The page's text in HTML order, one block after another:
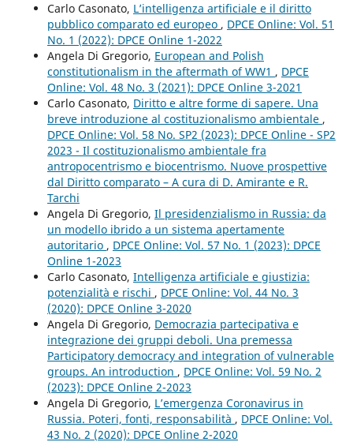
Carlo Casonato, L’intelligenza artificiale e il diritto
pubblico comparato ed europeo , DPCE Online: Vol. 51
No. 1 (2022): DPCE Online 1-2022
Angela Di Gregorio, European and Polish
constitutionalism in the aftermath of WW1 , DPCE
Online: Vol. 48 No. 3 (2021): DPCE Online 3-2021
Carlo Casonato, Diritto e altre forme di sapere. Una
breve introduzione al costituzionalismo ambientale ,
DPCE Online: Vol. 58 No. SP2 (2023): DPCE Online - SP2
2023 - Il costituzionalismo ambientale fra
antropocentrismo e biocentrismo. Nuove prospettive
dal Diritto comparato – A cura di D. Amirante e R.
Tarchi
Angela Di Gregorio, Il presidenzialismo in Russia: da
un modello ibrido a un sistema apertamente
autoritario , DPCE Online: Vol. 57 No. 1 (2023): DPCE
Online 1-2023
Carlo Casonato, Intelligenza artificiale e giustizia:
potenzialità e rischi , DPCE Online: Vol. 44 No. 3
(2020): DPCE Online 3-2020
Angela Di Gregorio, Democrazia partecipativa e
integrazione dei gruppi deboli. Una premessa
Participatory democracy and integration of vulnerable
groups. An introduction , DPCE Online: Vol. 59 No. 2
(2023): DPCE Online 2-2023
Angela Di Gregorio, L’emergenza Coronavirus in
Russia. Poteri, fonti, responsabilità , DPCE Online: Vol.
43 No. 2 (2020): DPCE Online 2-2020